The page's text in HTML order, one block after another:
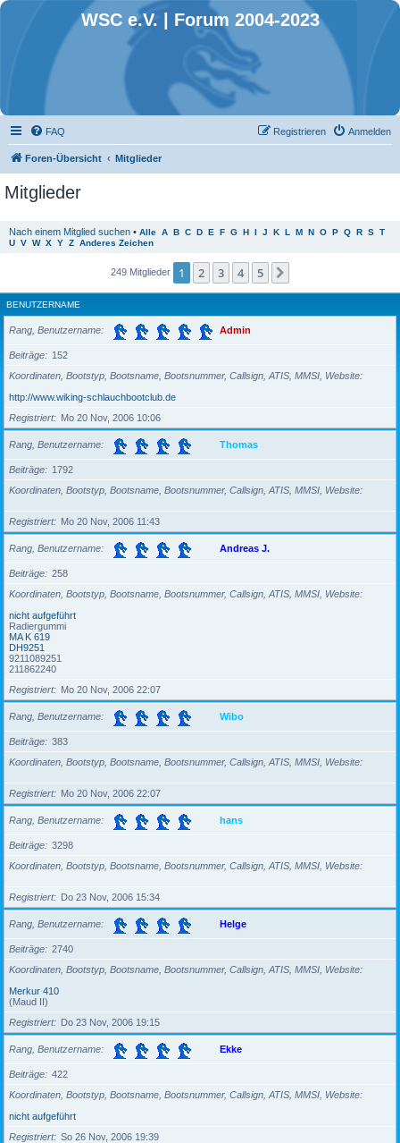
WSC e.V. | Forum 2004-2023
FAQ Anmelden
Registrieren
Foren-Übersicht Mitglieder
Mitglieder
Nach einem Mitglied suchen • Alle A B C D E F G H I J K L M N O P Q R S T
U V W X Y Z Anderes Zeichen
249 Mitglieder 1 2 3 4 5
BENUTZERNAME
Rang, Benutzername Admin
Beiträge
152
Koordinaten, Bootstyp, Bootsname, Bootsnummer, Callsign, ATIS, MMSI, Website
http://www.wiking-schlauchbootclub.de
Registriert
Mo 20 Nov, 2006 10:06
Rang, Benutzername Thomas
Beiträge
1792
Koordinaten, Bootstyp, Bootsname, Bootsnummer, Callsign, ATIS, MMSI, Website
Registriert Mo 20 Nov, 2006 11:43
Rang, Benutzername Andreas J.
Beiträge
258
Koordinaten, Bootstyp, Bootsname, Bootsnummer, Callsign, ATIS, MMSI, Website
nicht aufgeführt
Radiergummi
MA K 619
DH9251
9211089251
211862240
Registriert
Mo 20 Nov, 2006 22:07
Rang, Benutzername Wibo
Beiträge
383
Koordinaten, Bootstyp, Bootsname, Bootsnummer, Callsign, ATIS, MMSI, Website
Registriert Mo 20 Nov, 2006 22:07
Rang, Benutzername hans
Beiträge
3298
Koordinaten, Bootstyp, Bootsname, Bootsnummer, Callsign, ATIS, MMSI, Website
Registriert Do 23 Nov, 2006 15:34
Rang, Benutzername Helge
Beiträge
2740
Koordinaten, Bootstyp, Bootsname, Bootsnummer, Callsign, ATIS, MMSI, Website
Merkur 410
(Maud II)
Registriert
Do 23 Nov, 2006 19:15
Rang, Benutzername Ekke
Beiträge
422
Koordinaten, Bootstyp, Bootsname, Bootsnummer, Callsign, ATIS, MMSI, Website
nicht aufgeführt
Registriert
So 26 Nov, 2006 19:39